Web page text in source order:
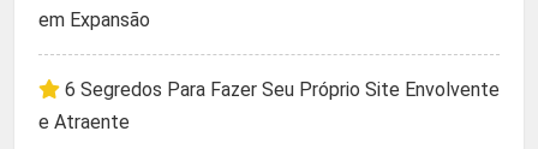
em Expansão
6 Segredos Para Fazer Seu Próprio Site Envolvente
e Atraente